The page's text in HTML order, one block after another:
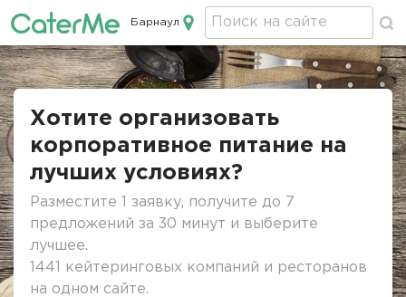
Кейтеринг в Барнауле
Барнаул
Строка
Хотите организовать
корпоративное питание на
лучших условиях?
Разместите 1 заявку, получите до 7
предложений за 30 минут и выберите
лучшее.
1441 кейтеринговых компаний и ресторанов
на одном сайте.